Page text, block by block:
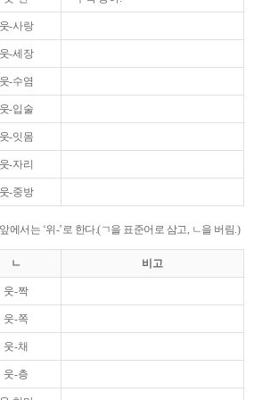
웃-사랑
웃-세장
웃-수염
웃-입술
웃-잇몸
웃-자리
웃-중방
에서는 ‘위-’로 한다.(ㄱ을 표준어로 삼고, ㄴ을 버림.)
ㄴ 비고
웃-짝
웃-쪽
웃-채
웃-층